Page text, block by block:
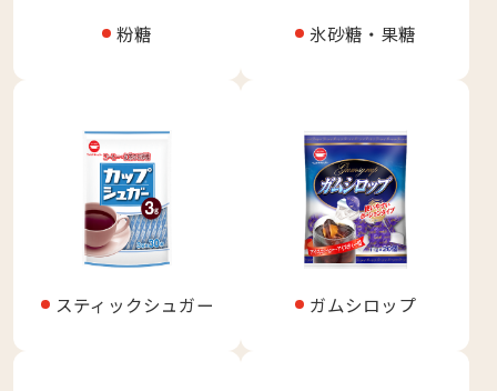
粉糖 氷砂糖・果糖
スティックシュガー ガムシロップ